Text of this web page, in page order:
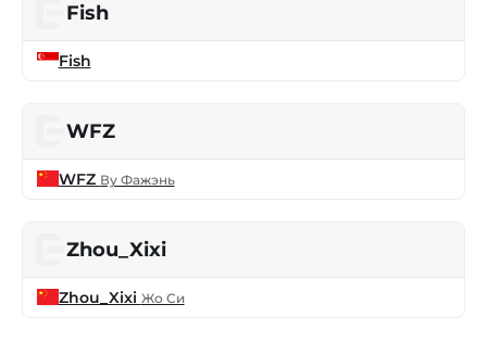
Fish
Fish
WFZ
WFZ Ву Фажэнь
Zhou_Xixi
Zhou_Xixi Жо Си